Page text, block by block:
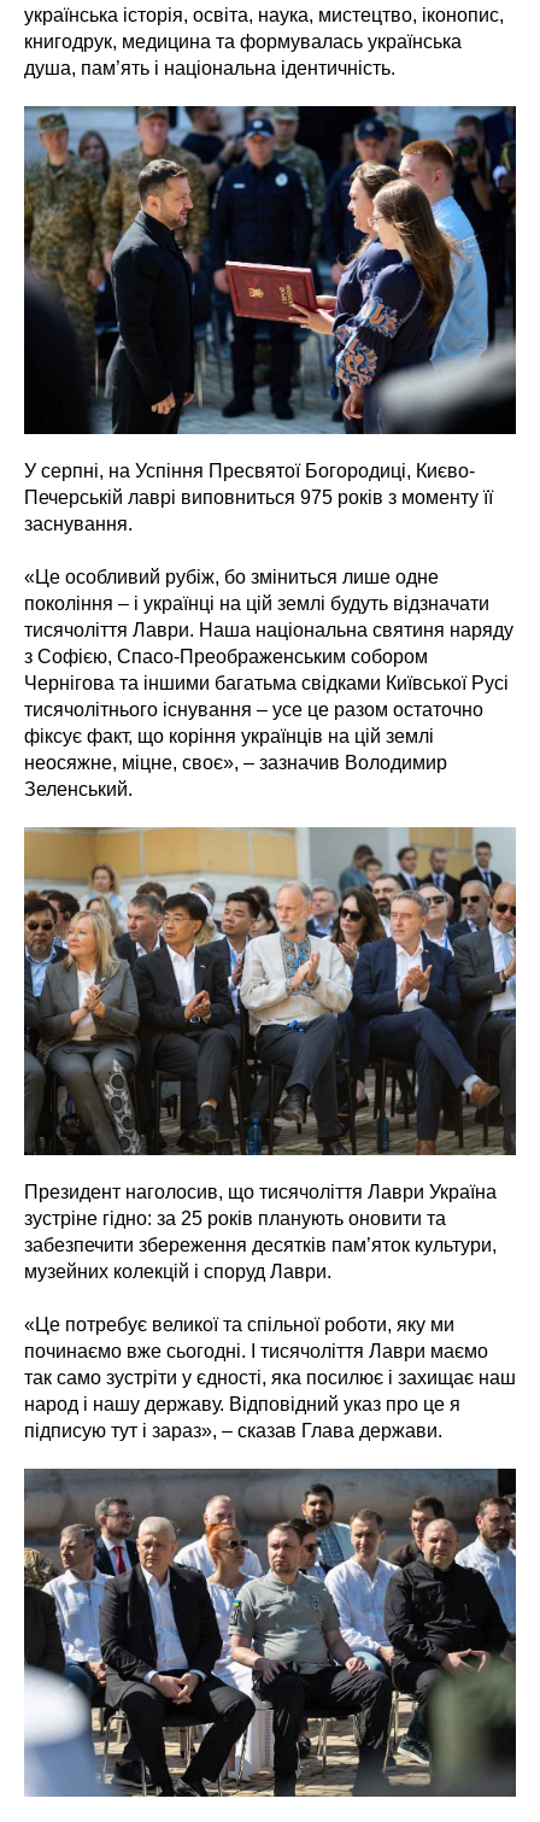
українська історія, освіта, наука, мистецтво, іконопис,
книгодрук, медицина та формувалась українська
душа, пам’ять і національна ідентичність.
У серпні, на Успіння Пресвятої Богородиці, Києво-
Печерській лаврі виповниться 975 років з моменту її
заснування.
«Це особливий рубіж, бо зміниться лише одне
покоління – і українці на цій землі будуть відзначати
тисячоліття Лаври. Наша національна святиня наряду
з Софією, Спасо-Преображенським собором
Чернігова та іншими багатьма свідками Київської Русі
тисячолітнього існування – усе це разом остаточно
фіксує факт, що коріння українців на цій землі
неосяжне, міцне, своє», – зазначив Володимир
Зеленський.
Президент наголосив, що тисячоліття Лаври Україна
зустріне гідно: за 25 років планують оновити та
забезпечити збереження десятків пам’яток культури,
музейних колекцій і споруд Лаври.
«Це потребує великої та спільної роботи, яку ми
починаємо вже сьогодні. І тисячоліття Лаври маємо
так само зустріти у єдності, яка посилює і захищає наш
народ і нашу державу. Відповідний указ про це я
підписую тут і зараз», – сказав Глава держави.